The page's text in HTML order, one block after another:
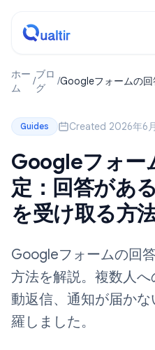
ホー
ム
/
ブロ
グ
/Googleフォームの回
Guides Created 2026年6
Googleフォー
定：回答があ
を受け取る方
Googleフォームの回
方法を解説。複数人
動返信、通知が届か
羅しました。